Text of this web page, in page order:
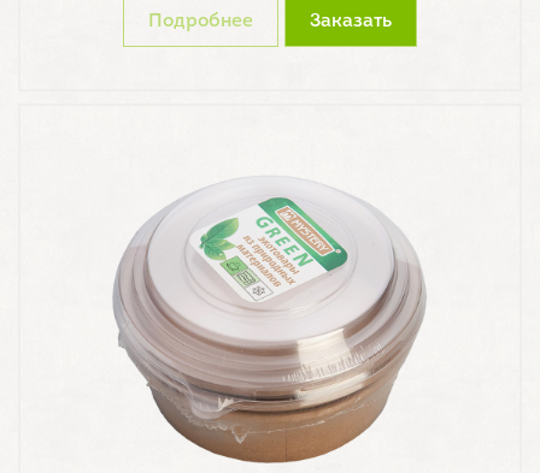
Подробнее Заказать